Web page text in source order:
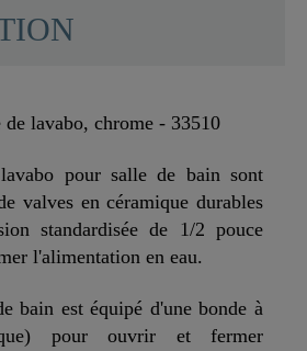
lavabo, chrome - 33510
pour salle de bain sont
valves en céramique durables
standardisée de 1/2 pouce
l'alimentation en eau.
bain est équipé d'une bonde à
pour ouvrir et fermer